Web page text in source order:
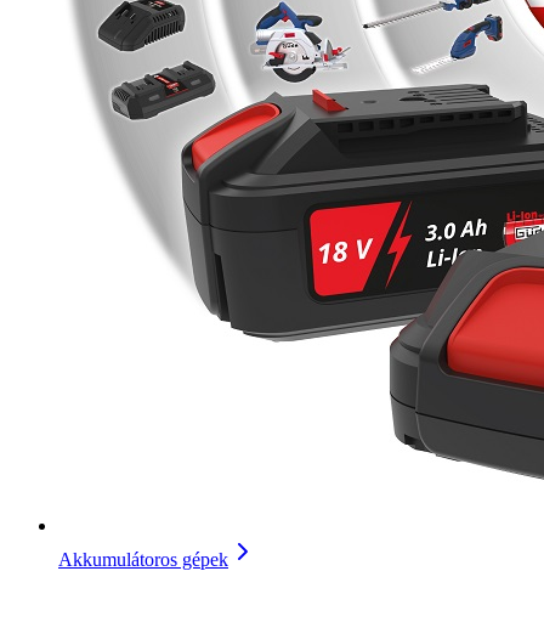
Akkumulátoros gépek